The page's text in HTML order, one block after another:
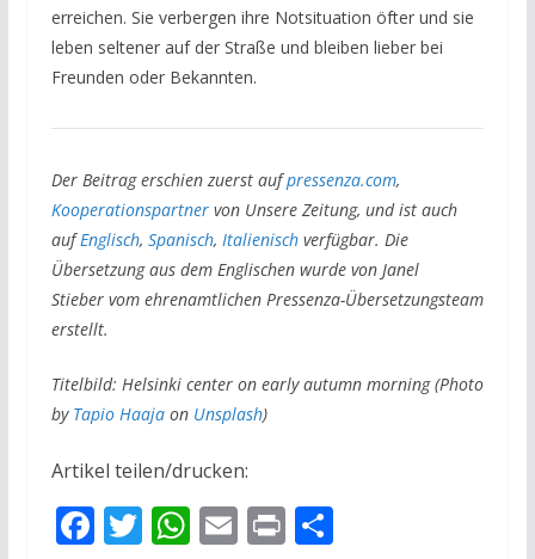
erreichen. Sie verbergen ihre Notsituation öfter und sie
leben seltener auf der Straße und bleiben lieber bei
Freunden oder Bekannten.
Der Beitrag erschien zuerst aufpressenza.com,
Kooperationspartnervon Unsere Zeitung, und ist auch
aufEnglisch, Spanisch, Italienischverfügbar. Die
Übersetzung aus dem Englischen wurde von Janel
Stieber vom ehrenamtlichen Pressenza-Übersetzungsteam
erstellt.
Titelbild: Helsinki center on early autumn morning (Photo
by Tapio Haajaon Unsplash)
Artikel teilen/drucken:
F T W E PrT